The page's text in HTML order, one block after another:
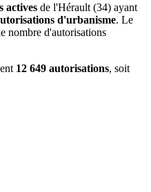
actives de l'Hérault (34) ayant
d'urbanisme. Le
nombre d'autorisations
12 649 autorisations, soit